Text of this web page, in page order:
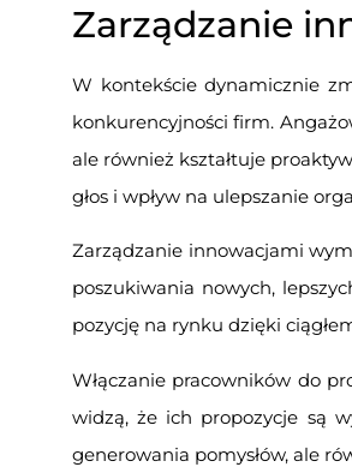
Zarządzanie
W kontekście dynamicznie
konkurencyjności firm.
ale również kształtuje
głos i wpływ na ulepszanie
Zarządzanie innowacjami
poszukiwania nowych,
pozycję na rynku dzięki
Włączanie pracowników do
widzą, że ich propozycje są
generowania pomysłów, ale